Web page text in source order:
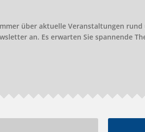
über aktuelle Veranstaltungen
an. Es erwarten Sie spannende